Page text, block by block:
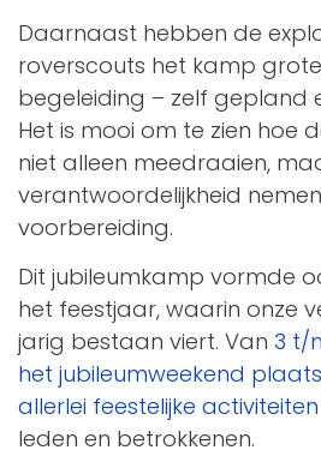
Daarnaast hebben de
roverscouts het kamp
begeleiding – zelf gepland
Het is mooi om te zien hoe
niet alleen meedraaien,
verantwoordelijkheid
voorbereiding.
Dit jubileumkamp vormde
het feestjaar, waarin onze
jarig bestaan viert. Van 3 t/
het jubileumweekend
allerlei feestelijke activiteiten
leden en betrokkenen.